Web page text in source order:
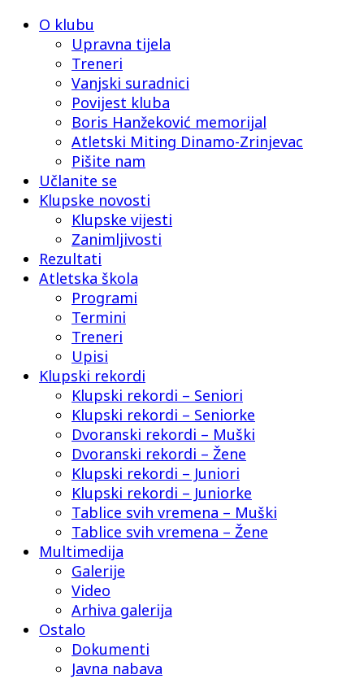
O klubu
Upravna tijela
Treneri
Vanjski suradnici
Povijest kluba
Boris Hanžeković memorijal
Atletski Miting Dinamo-Zrinjevac
Pišite nam
Učlanite se
Klupske novosti
Klupske vijesti
Zanimljivosti
Rezultati
Atletska škola
Programi
Termini
Treneri
Upisi
Klupski rekordi
Klupski rekordi – Seniori
Klupski rekordi – Seniorke
Dvoranski rekordi – Muški
Dvoranski rekordi – Žene
Klupski rekordi – Juniori
Klupski rekordi – Juniorke
Tablice svih vremena – Muški
Tablice svih vremena – Žene
Multimedija
Galerije
Video
Arhiva galerija
Ostalo
Dokumenti
Javna nabava